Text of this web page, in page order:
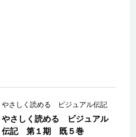
やさしく読める ビジュアル伝記
やさしく読める ビジュアル
伝記 第１期 既５巻